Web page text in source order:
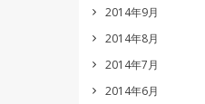
2014年9月
2014年8月
2014年7月
2014年6月